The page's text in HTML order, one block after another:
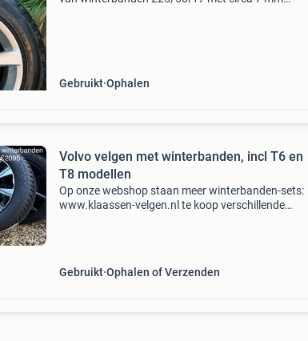
Gebruikt Ophalen
Volvo velgen met winterbanden, incl T6 en
T8 modellen
Op onze webshop staan meer winterbanden-sets:
www.klaassen-velgen.nl te koop verschillende
Gebruikt Ophalen of Verzenden